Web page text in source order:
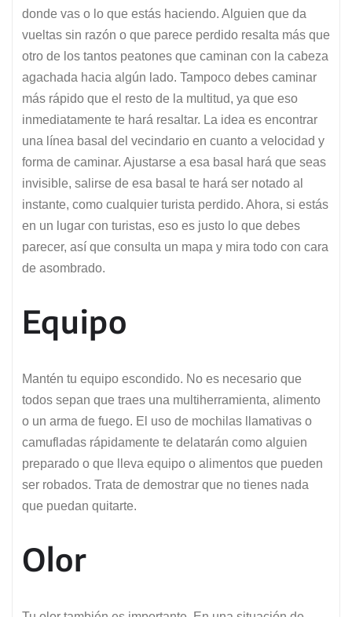
donde vas o lo que estás haciendo. Alguien que da
vueltas sin razón o que parece perdido resalta más que
otro de los tantos peatones que caminan con la cabeza
agachada hacia algún lado. Tampoco debes caminar
más rápido que el resto de la multitud, ya que eso
inmediatamente te hará resaltar. La idea es encontrar
una línea basal del vecindario en cuanto a velocidad y
forma de caminar. Ajustarse a esa basal hará que seas
invisible, salirse de esa basal te hará ser notado al
instante, como cualquier turista perdido. Ahora, si estás
en un lugar con turistas, eso es justo lo que debes
parecer, así que consulta un mapa y mira todo con cara
de asombrado.
Equipo
Mantén tu equipo escondido. No es necesario que
todos sepan que traes una multiherramienta, alimento
o un arma de fuego. El uso de mochilas llamativas o
camufladas rápidamente te delatarán como alguien
preparado o que lleva equipo o alimentos que pueden
ser robados. Trata de demostrar que no tienes nada
que puedan quitarte.
Olor